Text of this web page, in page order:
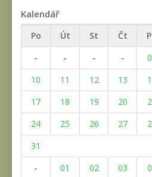
Kalendář
Po Út St Čt
-
- - -
10
11 12 13
17
18 19 20
24
25 26 27
31
-
01 02 03